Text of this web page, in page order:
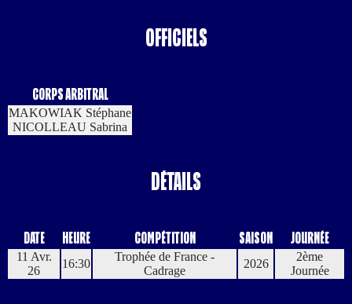
Officiels
Corps Arbitral
MAKOWIAK Stéphane
NICOLLEAU Sabrina
Détails
Date Heure Compétition Saison Journée
11 Avr.
26
16:30
Trophée de France -
Cadrage
2026
2ème
Journée